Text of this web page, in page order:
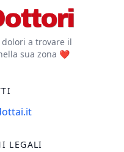
a trovare il
sua zona ❤️
LEGALI